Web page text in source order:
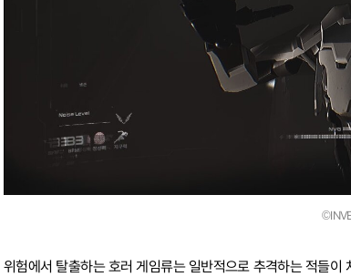
위험에서 탈출하는 호러 게임류는 일반적으로 추격하는 적들